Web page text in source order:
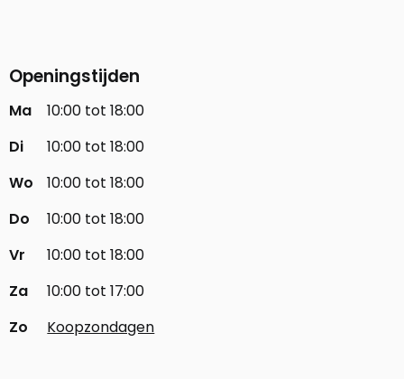
Openingstijden
Ma
10:00 tot 18:00
Di
10:00 tot 18:00
Wo
10:00 tot 18:00
Do
10:00 tot 18:00
Vr
10:00 tot 18:00
Za
10:00 tot 17:00
Zo
Koopzondagen